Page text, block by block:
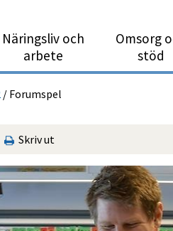
Närings­liv och
arbete
Omsorg
stöd
/ Forumspel
Skriv ut